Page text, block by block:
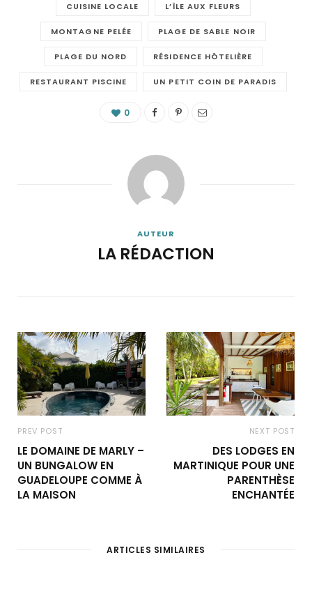
CUISINE LOCALE L’ÎLE AUX FLEURS
MONTAGNE PELÉE PLAGE DE SABLE NOIR
PLAGE DU NORD RÉSIDENCE HÔTELIÈRE
RESTAURANT PISCINE UN PETIT COIN DE PARADIS
0
AUTEUR
LA RÉDACTION
PREV POST
LE DOMAINE DE MARLY –
UN BUNGALOW EN
GUADELOUPE COMME À
LA MAISON
NEXT POST
DES LODGES EN
MARTINIQUE POUR UNE
PARENTHÈSE
ENCHANTÉE
ARTICLES SIMILAIRES